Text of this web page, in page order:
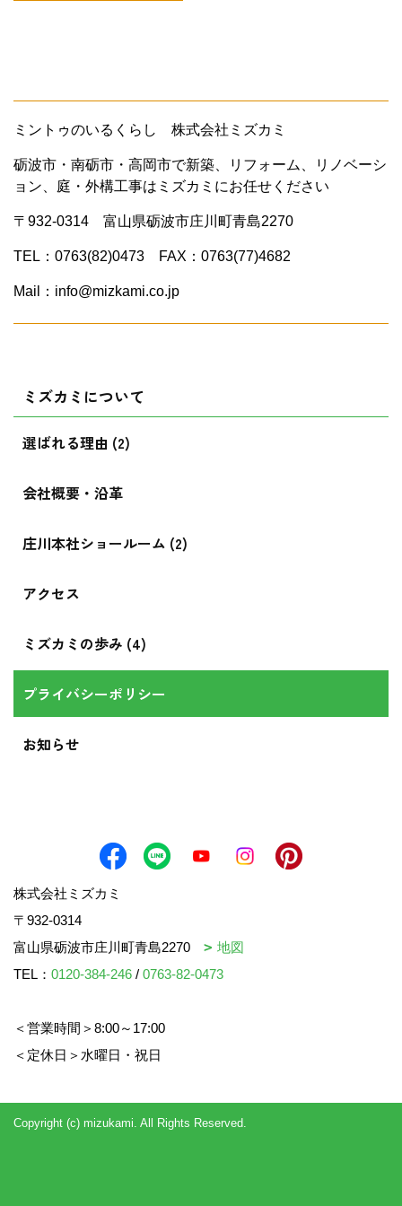
ミントゥのいるくらし 株式会社ミズカミ
砺波市・南砺市・高岡市で新築、リフォーム、リノベーシ
ョン、庭・外構工事はミズカミにお任せください
〒932-0314 富山県砺波市庄川町青島2270
TEL：0763(82)0473 FAX：0763(77)4682
Mail：info@mizkami.co.jp
ミズカミについて
選ばれる理由 (2)
会社概要・沿革
庄川本社ショールーム (2)
アクセス
ミズカミの歩み (4)
プライバシーポリシー
お知らせ
株式会社ミズカミ
〒932-0314
富山県砺波市庄川町青島2270
地図
TEL： 0120-384-246 / 0763-82-0473
＜営業時間＞8:00～17:00
＜定休日＞水曜日・祝日
Copyright (c) mizukami. All Rights Reserved.